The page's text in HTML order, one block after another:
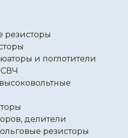
и поглотители
делители
резисторы